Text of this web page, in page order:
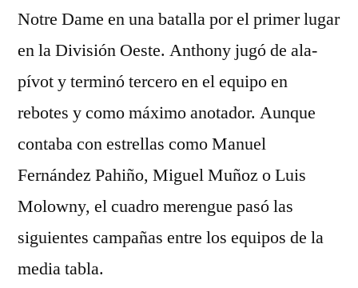
Notre Dame en una batalla por el primer lugar
en la División Oeste. Anthony jugó de ala-
pívot y terminó tercero en el equipo en
rebotes y como máximo anotador. Aunque
contaba con estrellas como Manuel
Fernández Pahiño, Miguel Muñoz o Luis
Molowny, el cuadro merengue pasó las
siguientes campañas entre los equipos de la
media tabla.